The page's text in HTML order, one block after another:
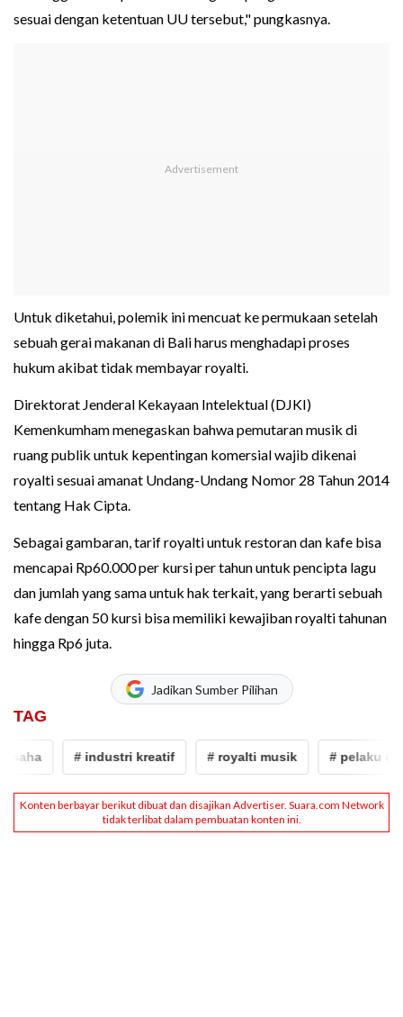
sesuai dengan ketentuan UU tersebut," pungkasnya.
Untuk diketahui, polemik ini mencuat ke permukaan setelah
sebuah gerai makanan di Bali harus menghadapi proses
hukum akibat tidak membayar royalti.
Direktorat Jenderal Kekayaan Intelektual (DJKI)
Kemenkumham menegaskan bahwa pemutaran musik di
ruang publik untuk kepentingan komersial wajib dikenai
royalti sesuai amanat Undang-Undang Nomor 28 Tahun 2014
tentang Hak Cipta.
Sebagai gambaran, tarif royalti untuk restoran dan kafe bisa
mencapai Rp60.000 per kursi per tahun untuk pencipta lagu
dan jumlah yang sama untuk hak terkait, yang berarti sebuah
kafe dengan 50 kursi bisa memiliki kewajiban royalti tahunan
hingga Rp6 juta.
Jadikan Sumber Pilihan
TAG
# industri kreatif # royalti musik # pelaku